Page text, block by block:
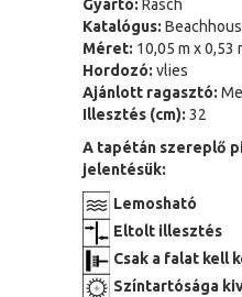
Gyártó: Rasch
Katalógus:
Méret: 10,05 m x 0,53
Hordozó: vlies
Ajánlott ragasztó:
Illesztés (cm): 32
A tapétán szereplő
jelentésük:
Lemosható
Eltolt illesztés
Csak a falat kell
Színtartósága